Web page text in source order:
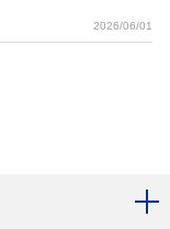
2026/06/01